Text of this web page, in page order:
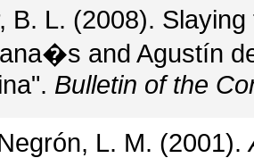
B. L. (2008).
and Agustín
Bulletin of the
L. M. (2001).